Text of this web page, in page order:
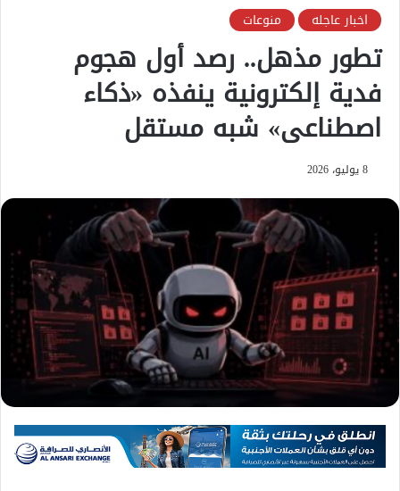
اخبار عاجله منوعات
تطور مذهل.. رصد أول هجوم
فدية إلكترونية ينفذه «ذكاء
اصطناعى» شبه مستقل
8 يوليو، 2026